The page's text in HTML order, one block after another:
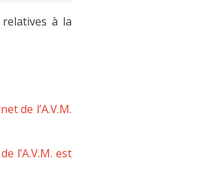
à la
de l’A.V.M.
l’A.V.M. est